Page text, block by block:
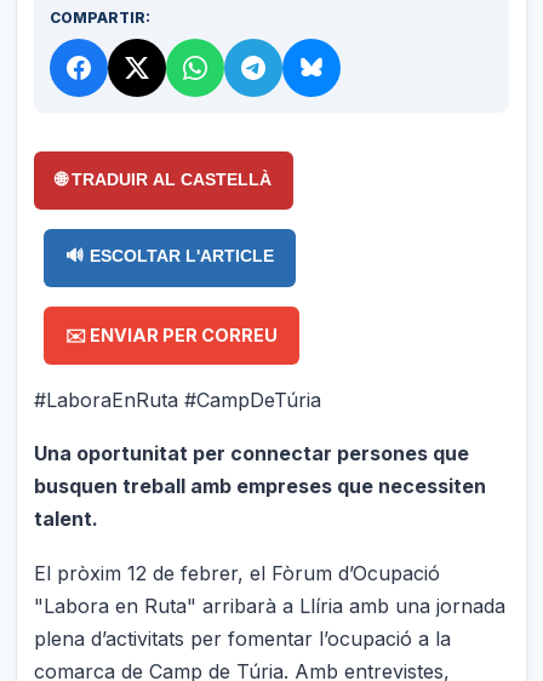
COMPARTIR:
🌐 TRADUIR AL CASTELLÀ
🔊 ESCOLTAR L'ARTICLE
✉️ ENVIAR PER CORREU
#LaboraEnRuta #CampDeTúria
Una oportunitat per connectar persones que
busquen treball amb empreses que necessiten
talent.
El pròxim 12 de febrer, el Fòrum d’Ocupació
"Labora en Ruta" arribarà a Llíria amb una jornada
plena d’activitats per fomentar l’ocupació a la
comarca de Camp de Túria. Amb entrevistes,